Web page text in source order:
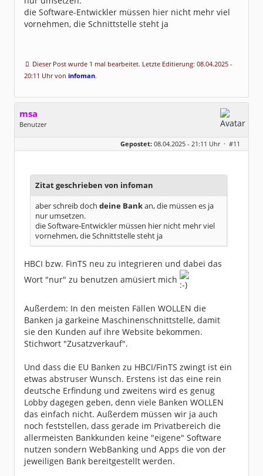
die Software-Entwickler müssen hier nicht mehr viel
vornehmen, die Schnittstelle steht ja
Dieser Post wurde 1 mal bearbeitet. Letzte Editierung: 08.04.2025 -
20:11 Uhr von infoman.
msa
Benutzer
Geschlecht:
Alter:
64
Gepostet: 08.04.2025 - 21:11 Uhr · #11
Zitat geschrieben von infoman
aber schreib doch deine Bankan, die müssen es ja
nur umsetzen.
die Software-Entwickler müssen hier nicht mehr viel
vornehmen, die Schnittstelle steht ja
HBCI bzw. FinTS neu zu integrieren und dabei das
Wort "nur" zu benutzen amüsiert mich
Außerdem: In den meisten Fällen WOLLEN die
Banken ja garkeine Maschinenschnittstelle, damit
sie den Kunden auf ihre Website bekommen.
Stichwort "Zusatzverkauf".
Und dass die EU Banken zu HBCI/FinTS zwingt ist ein
etwas abstruser Wunsch. Erstens ist das eine rein
deutsche Erfindung und zweitens wird es genug
Lobby dagegen geben, denn viele Banken WOLLEN
das einfach nicht. Außerdem müssen wir ja auch
noch feststellen, dass gerade im Privatbereich die
allermeisten Bankkunden keine "eigene" Software
nutzen sondern WebBanking und Apps die von der
jeweiligen Bank bereitgestellt werden.